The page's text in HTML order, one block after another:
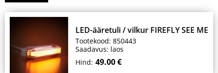
LED-ääretuli / vilkur FIREFLY SEE ME
Tootekood: 850443
Saadavus: laos
Hind: 49.00 €